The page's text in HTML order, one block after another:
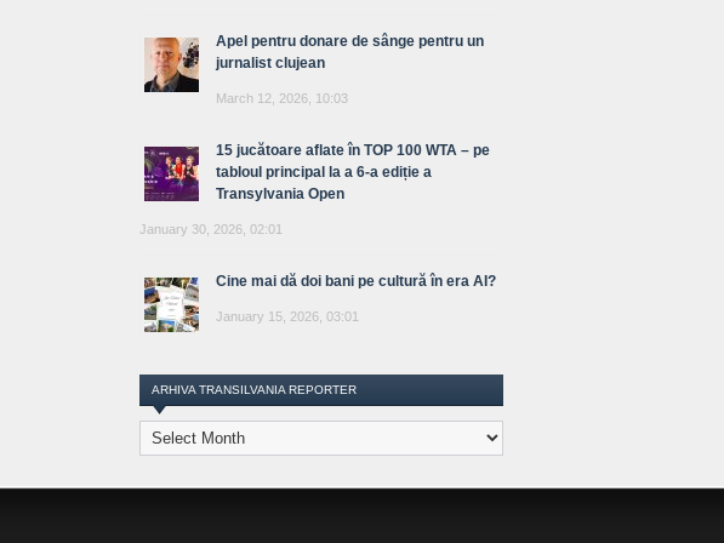
Apel pentru donare de sânge pentru un
jurnalist clujean
March 12, 2026, 10:03
15 jucătoare aflate în TOP 100 WTA – pe
tabloul principal la a 6-a ediție a
Transylvania Open
January 30, 2026, 02:01
Cine mai dă doi bani pe cultură în era AI?
January 15, 2026, 03:01
ARHIVA TRANSILVANIA REPORTER
Arhiva
Transilvania